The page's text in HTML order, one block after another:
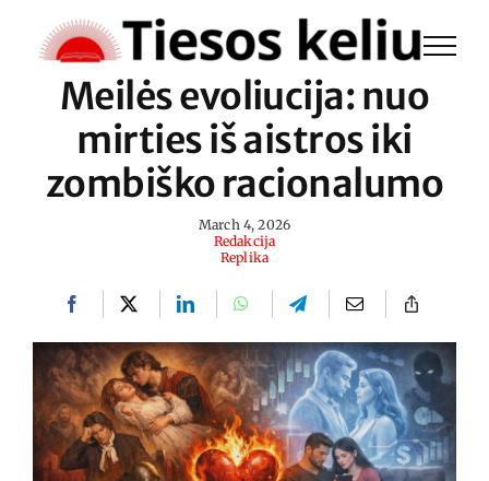
contentMeilės evoliucija: nuo
mirties iš aistros iki
zombiško racionalumo
March 4, 2026
Redakcija
Replika